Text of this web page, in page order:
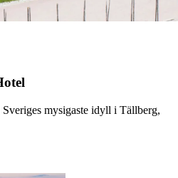
mysigaste idyll i Tällberg,